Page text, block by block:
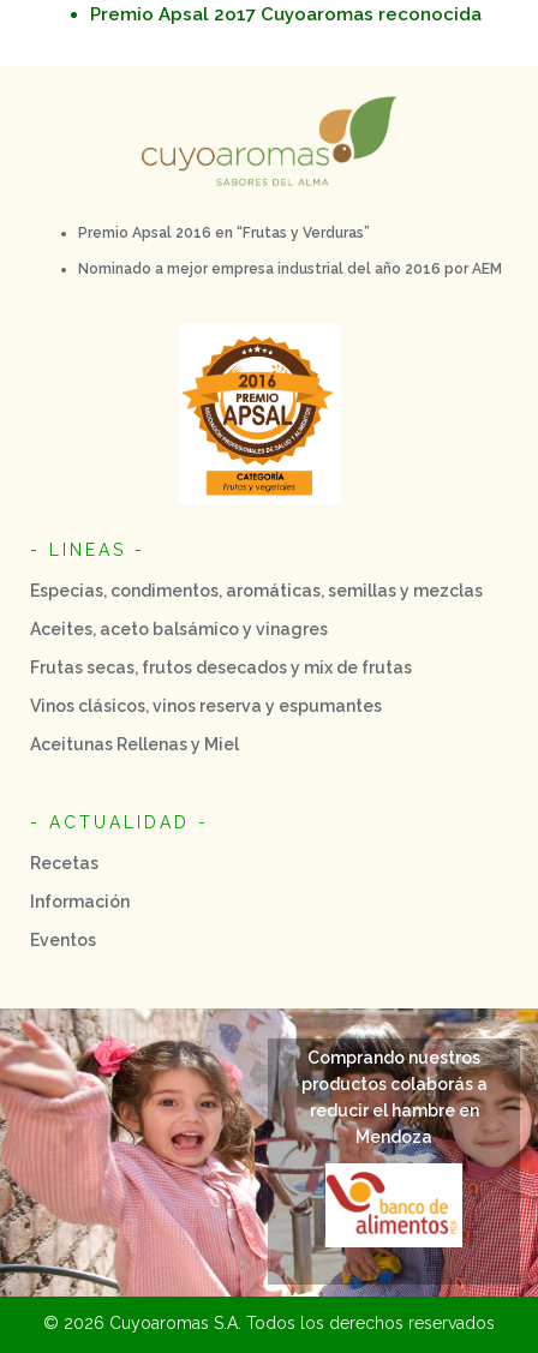
Premio Apsal 2o17 Cuyoaromas reconocida
Premio Apsal 2016 en “Frutas y Verduras”
Nominado a mejor empresa industrial del año 2016 por AEM
- LINEAS -
Especias, condimentos, aromáticas, semillas y mezclas
Aceites, aceto balsámico y vinagres
Frutas secas, frutos desecados y mix de frutas
Vinos clásicos, vinos reserva y espumantes
Aceitunas Rellenas y Miel
- ACTUALIDAD -
Recetas
Información
Eventos
Comprando nuestros
productos colaborás a
reducir el hambre en
Mendoza
© 2026 Cuyoaromas S.A. Todos los derechos reservados